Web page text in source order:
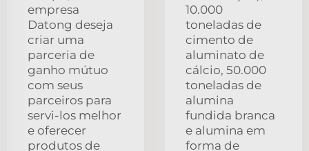
empresa
Datong deseja
criar uma
parceria de
ganho mútuo
com seus
parceiros para
servi-los melhor
e oferecer
produtos de
10.000
toneladas de
cimento de
aluminato de
cálcio, 50.000
toneladas de
alumina
fundida branca
e alumina em
forma de